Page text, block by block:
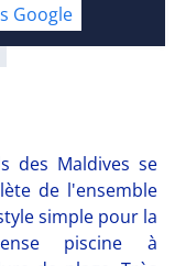
des Maldives se
de l'ensemble
simple pour la
piscine à
Google